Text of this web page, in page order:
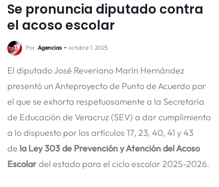
Se pronuncia diputado contra
el acoso escolar
Por Agencias octubre 1, 2025
El diputado José Reveriano Marín Hernández
presentó un Anteproyecto de Punto de Acuerdo por
el que se exhorta respetuosamente a la Secretaría
de Educación de Veracruz (SEV) a dar cumplimiento
a lo dispuesto por los artículos 17, 23, 40, 41 y 43
de la Ley 303 de Prevención y Atención del Acoso
Escolardel estado para el ciclo escolar 2025-2026.